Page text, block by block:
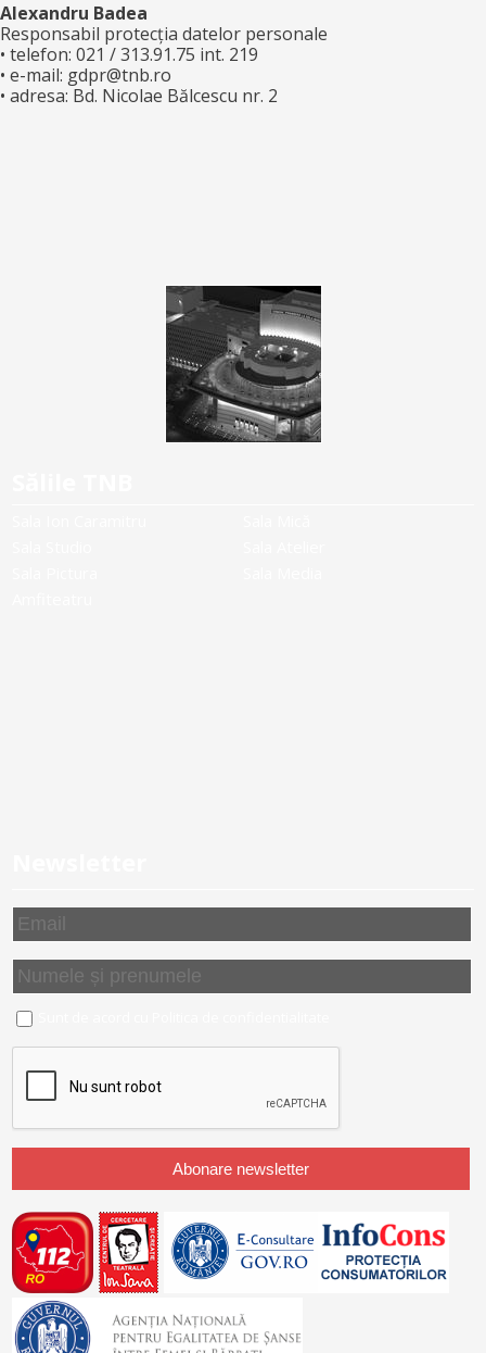
Alexandru Badea
Responsabil protecția datelor personale
• telefon: 021 / 313.91.75 int. 219
• e-mail: gdpr@tnb.ro
• adresa: Bd. Nicolae Bălcescu nr. 2